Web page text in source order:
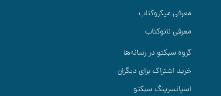
معرفی میکروکتاب
معرفی نانوکتاب
گروه سبکتو در رسانه‌ها
خرید اشتراک برای دیگران
اسپانسرینگ سبکتو